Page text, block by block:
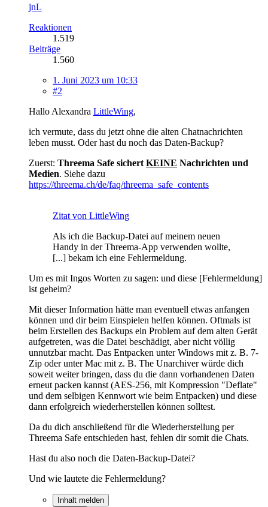
jnL
Reaktionen
1.519
Beiträge
1.560
1. Juni 2023 um 10:33
#2
Hallo Alexandra LittleWing,
ich vermute, dass du jetzt ohne die alten Chatnachrichten
leben musst. Oder hast du noch das Daten-Backup?
Zuerst: Threema Safe sichert KEINE Nachrichten und
Medien. Siehe dazu
https://threema.ch/de/faq/threema_safe_contents
Zitat von LittleWing
Als ich die Backup-Datei auf meinem neuen
Handy in der Threema-App verwenden wollte,
[...] bekam ich eine Fehlermeldung.
Um es mit Ingos Worten zu sagen: und diese [Fehlermeldung]
ist geheim?
Mit dieser Information hätte man eventuell etwas anfangen
können und dir beim Einspielen helfen können. Oftmals ist
beim Erstellen des Backups ein Problem auf dem alten Gerät
aufgetreten, was die Datei beschädigt, aber nicht völlig
unnutzbar macht. Das Entpacken unter Windows mit z. B. 7-
Zip oder unter Mac mit z. B. The Unarchiver würde dich
soweit weiter bringen, dass du die dann vorhandenen Daten
erneut packen kannst (AES-256, mit Kompression "Deflate"
und dem selbigen Kennwort wie beim Entpacken) und diese
dann erfolgreich wiederherstellen können solltest.
Da du dich anschließend für die Wiederherstellung per
Threema Safe entschieden hast, fehlen dir somit die Chats.
Hast du also noch die Daten-Backup-Datei?
Und wie lautete die Fehlermeldung?
Inhalt melden